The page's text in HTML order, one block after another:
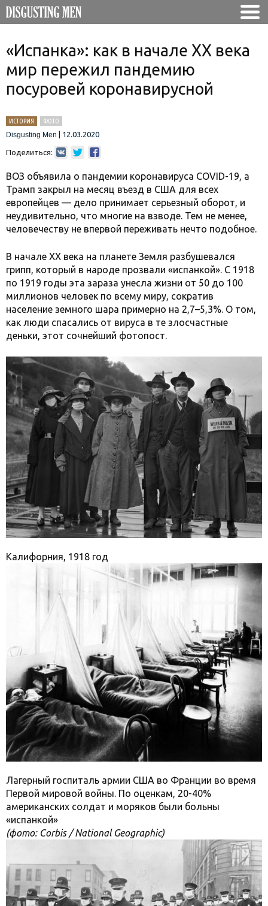
«Испанка»: как в начале XX века
мир пережил пандемию
посуровей коронавирусной
ИСТОРИЯ
ФОТО
Disgusting Men
12.03.2020
Поделиться:
ВОЗ объявила о пандемии коронавируса COVID-19, а
Трамп закрыл на месяц въезд в США для всех
европейцев — дело принимает серьезный оборот, и
неудивительно, что многие на взводе. Тем не менее,
человечеству не впервой переживать нечто подобное.
В начале XX века на планете Земля разбушевался
грипп, который в народе прозвали «испанкой». С 1918
по 1919 годы эта зараза унесла жизни от 50 до 100
миллионов человек по всему миру, сократив
население земного шара примерно на 2,7–5,3%. О том,
как люди спасались от вируса в те злосчастные
деньки, этот сочнейший фотопост.
Калифорния, 1918 год
Лагерный госпиталь армии США во Франции во время
Первой мировой войны. По оценкам, 20-40%
американских солдат и моряков были больны
«испанкой»
(фото: Corbis / National Geographic)